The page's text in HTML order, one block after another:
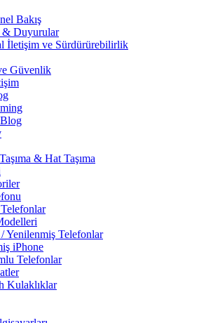
Bakış
& Duyurular
İletişim ve Sürdürürebilirlik
Güvenlik
& Hat Taşıma
Yenilenmiş Telefonlar
iPhone
Telefonlar
Kulaklıklar